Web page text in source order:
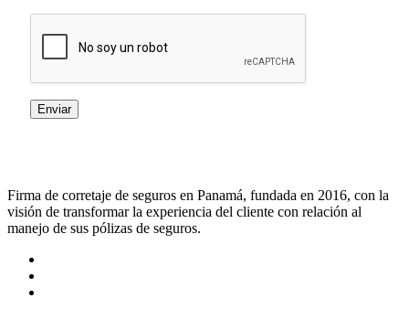
Firma de corretaje de seguros en Panamá, fundada en 2016, con la
visión de transformar la experiencia del cliente con relación al
manejo de sus pólizas de seguros.